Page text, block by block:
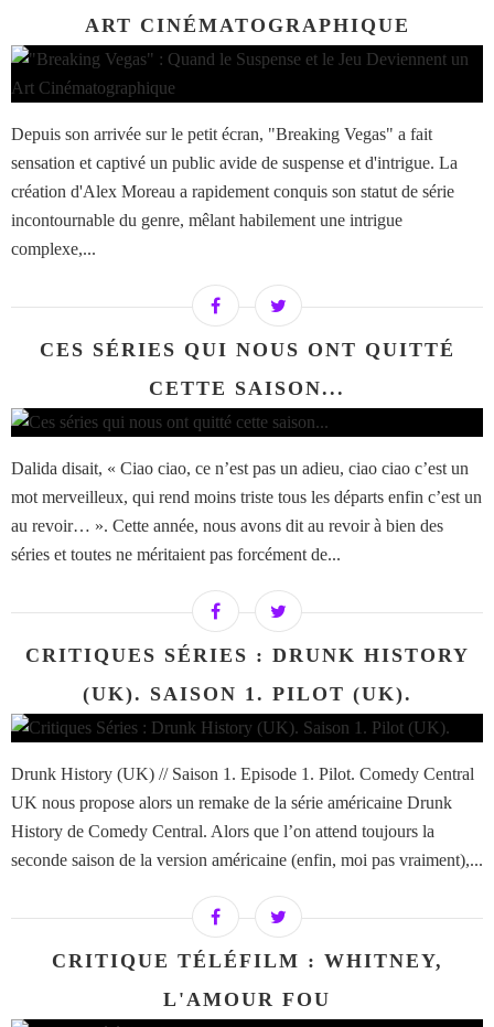
ART CINÉMATOGRAPHIQUE
Depuis son arrivée sur le petit écran, "Breaking Vegas" a fait
sensation et captivé un public avide de suspense et d'intrigue. La
création d'Alex Moreau a rapidement conquis son statut de série
incontournable du genre, mêlant habilement une intrigue
complexe,...
CES SÉRIES QUI NOUS ONT QUITTÉ
CETTE SAISON...
Dalida disait, « Ciao ciao, ce n’est pas un adieu, ciao ciao c’est un
mot merveilleux, qui rend moins triste tous les départs enfin c’est un
au revoir… ». Cette année, nous avons dit au revoir à bien des
séries et toutes ne méritaient pas forcément de...
CRITIQUES SÉRIES : DRUNK HISTORY
(UK). SAISON 1. PILOT (UK).
Drunk History (UK) // Saison 1. Episode 1. Pilot. Comedy Central
UK nous propose alors un remake de la série américaine Drunk
History de Comedy Central. Alors que l’on attend toujours la
seconde saison de la version américaine (enfin, moi pas vraiment),...
CRITIQUE TÉLÉFILM : WHITNEY,
L'AMOUR FOU